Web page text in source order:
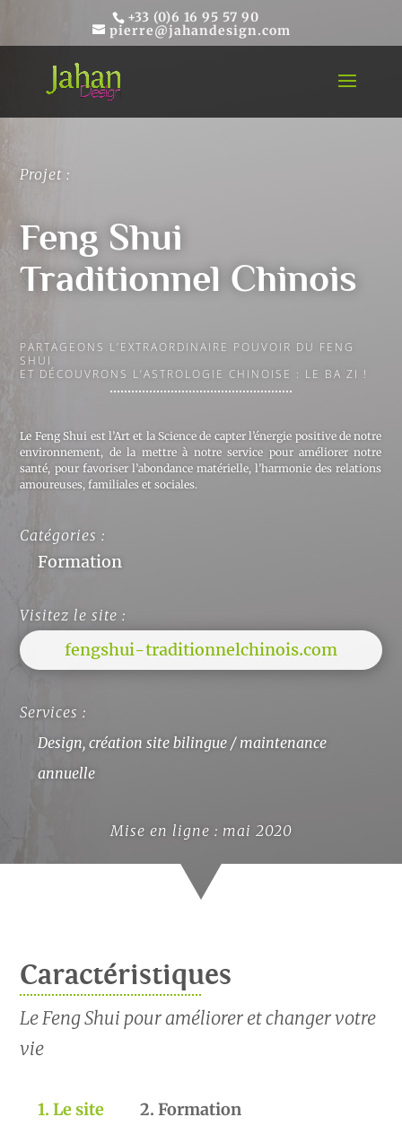
+33 (0)6 16 95 57 90
pierre@jahandesign.com
Projet :
Feng Shui
Traditionnel Chinois
PARTAGEONS L’EXTRAORDINAIRE POUVOIR DU FENG
SHUI
ET DÉCOUVRONS L’ASTROLOGIE CHINOISE : LE BA ZI !
Le Feng Shui est l’Art et la Science de capter l’énergie positive de notre
environnement, de la mettre à notre service pour améliorer notre
santé, pour favoriser l’abondance matérielle, l’harmonie des relations
amoureuses, familiales et sociales.
Catégories :
Formation
Visitez le site :
fengshui-traditionnelchinois.com
Services :
Design, création site bilingue / maintenance
annuelle
Mise en ligne : mai 2020
Caractéristiques
Le Feng Shui pour améliorer et changer votre
vie
1. Le site 2. Formation